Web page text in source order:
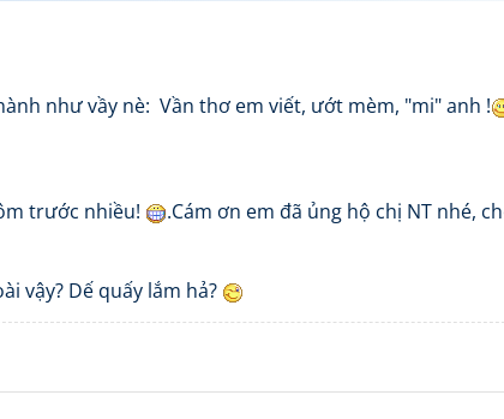
như vầy nè: Vần thơ em viết, ướt mèm, "mi" anh !
trước nhiều!
.Cám ơn em đã ủng hộ chị NT nhé,
vậy? Dế quấy lắm hả?